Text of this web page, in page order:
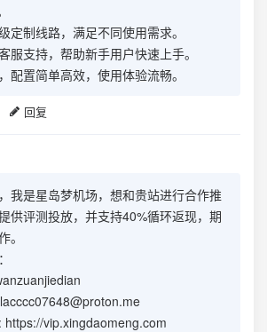
定制线路，满足不同使用需求。
服支持，帮助新手用户快速上手。
配置简单高效，使用体验流畅。
回复
我是星岛梦机场，想和贵站进行合作推
供评测投放，并支持40%循环返现，期
。
https://vip.xingdaomeng.com